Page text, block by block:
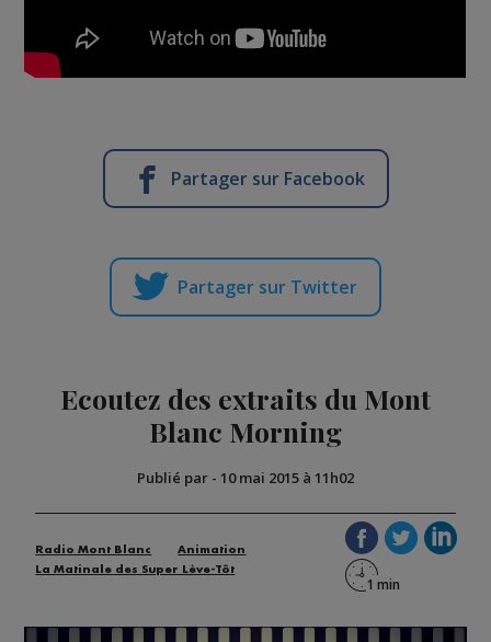
Partager sur Facebook
Partager sur Twitter
Ecoutez des extraits du Mont
Blanc Morning
Publié par - 10 mai 2015 à 11h02
Radio Mont Blanc
Animation
La Matinale des Super Lève-Tôt